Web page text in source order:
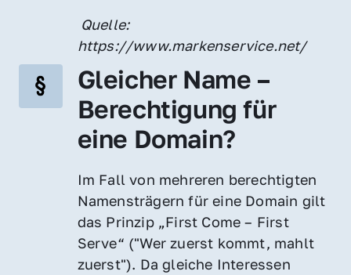
https://www.markenservice.net/
Gleicher Name –
Berechtigung für
eine Domain?
Im Fall von mehreren berechtigten
Namensträgern für eine Domain gilt
das Prinzip „First Come – First
Serve“ ("Wer zuerst kommt, mahlt
zuerst"). Da gleiche Interessen